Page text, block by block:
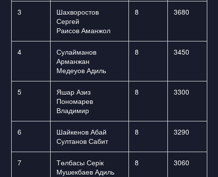
3
Шахворостов
Сергей
Раисов Аманжол
8 3680
4
Сулайманов
Арманжан
Медеуов Адиль
8 3450
5
Яшар Азиз
Пономарев
Владимир
8 3300
6
Шайкенов Абай
Султанов Сабит
8 3290
7
Төлбасы Серік
Мушекбаев Адиль
8 3060